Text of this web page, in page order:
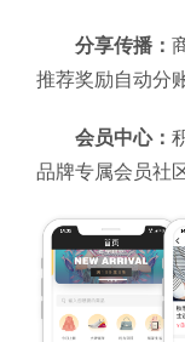
分享传播：
推荐奖励自动分
会员中心：
品牌专属会员社